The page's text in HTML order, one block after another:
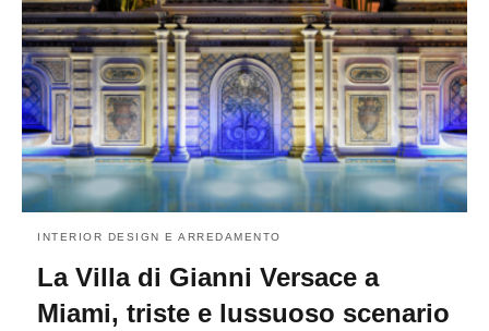
INTERIOR DESIGN E ARREDAMENTO
La Villa di Gianni Versace a
Miami, triste e lussuoso scenario